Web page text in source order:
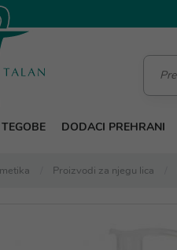
TEGOBE DODACI PREHRANI
Proizvodi za njegu lica